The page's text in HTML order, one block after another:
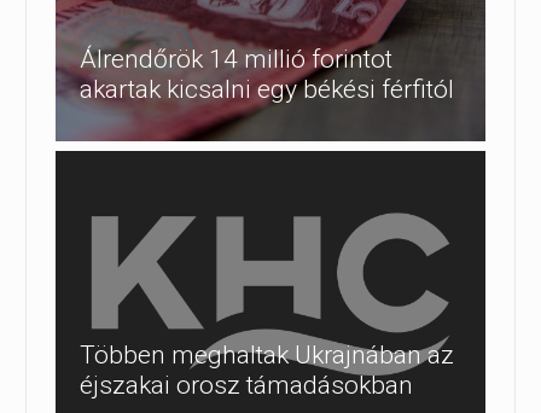
Álrendőrök 14 millió forintot
akartak kicsalni egy békési férfitól
Többen meghaltak Ukrajnában az
éjszakai orosz támadásokban